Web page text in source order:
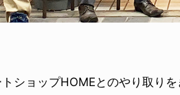
ショップHOMEとのやり取り